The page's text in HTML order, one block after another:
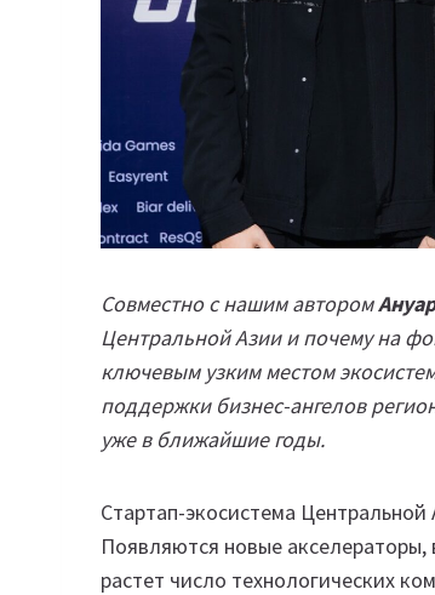
Совместно с нашим автором
Центральной Азии и почему на
ключевым узким местом
поддержки бизнес-ангелов
уже в ближайшие годы.
Стартап-экосистема
Появляются новые
растет число технологических